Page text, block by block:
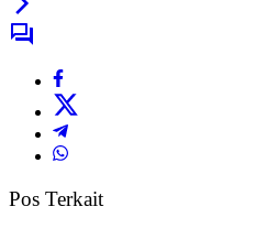
Pos Terkait